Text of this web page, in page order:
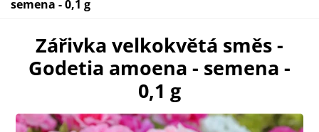
semena - 0,1 g
Zářivka velkokvětá směs -
Godetia amoena - semena -
0,1 g